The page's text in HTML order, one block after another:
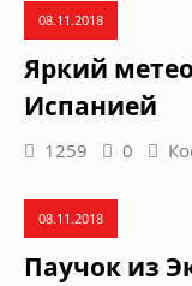
08.11.2018
Яркий
Испанией
1259 0
08.11.2018
Паучок из